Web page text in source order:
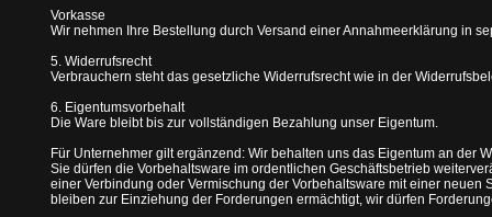
Vorkasse
Wir nehmen Ihre Bestellung durch Versand einer Annahmeerklärung in
5. Widerrufsrecht
Verbrauchern steht das gesetzliche Widerrufsrecht wie in der
6. Eigentumsvorbehalt
Die Ware bleibt bis zur vollständigen Bezahlung unser Eigentum.
Für Unternehmer gilt ergänzend: Wir behalten uns das Eigentum an der
Sie dürfen die Vorbehaltsware im ordentlichen Geschäftsbetrieb
einer Verbindung oder Vermischung der Vorbehaltsware mit einer
bleiben zur Einziehung der Forderungen ermächtigt, wir dürfen